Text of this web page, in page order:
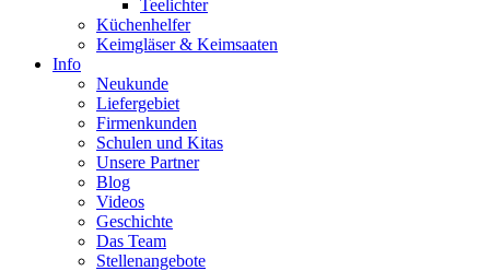
Teelichter
Küchenhelfer
Keimgläser & Keimsaaten
Info
Neukunde
Liefergebiet
Firmenkunden
Schulen und Kitas
Unsere Partner
Blog
Videos
Geschichte
Das Team
Stellenangebote